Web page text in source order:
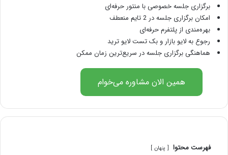
برگزاری جلسه خصوصی با منتور حرفه‌ای
امکان برگزاری جلسه در 2 تایم منعطف
بهره‌مندی از پلتفرم حرفه‌ای
رجوع به لایو بازار و بک تست لایو ترید
هماهنگی برگزاری جلسه در سریع‌ترین زمان ممکن
همین الان مشاوره می‌خوام
فهرست محتوا پنهان